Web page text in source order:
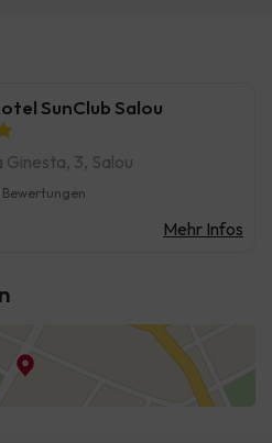
SunClub Salou
Ginesta, 3, Salou
Bewertungen
Mehr Infos